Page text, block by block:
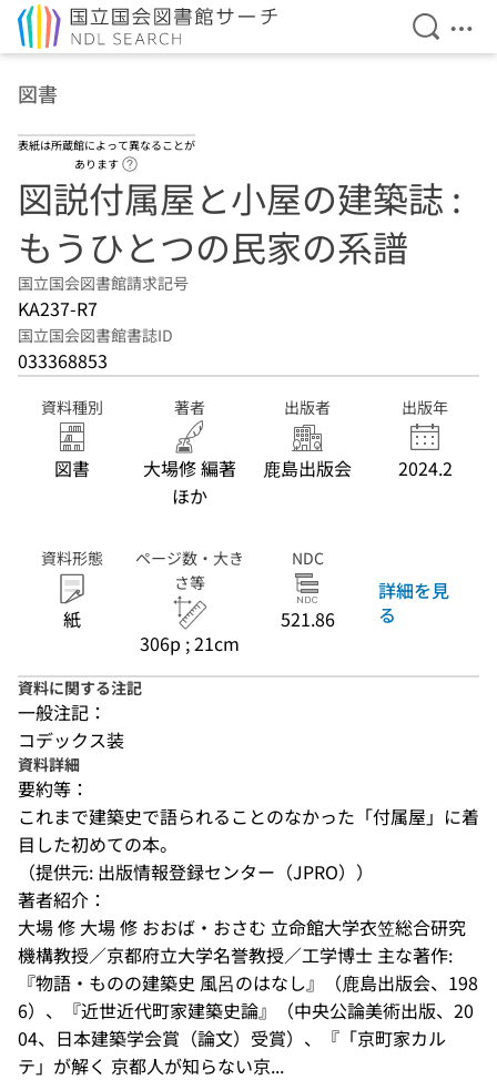
検索を
メ
図書
表紙は所蔵館によって異なることが
あります
図説付属屋と小屋の建築誌 :
もうひとつの民家の系譜
国立国会図書館請求記号
KA237-R7
国立国会図書館書誌ID
033368853
資料種別
図書
著者
大場修 編著
ほか
出版者
鹿島出版会
出版年
2024.2
資料形態
紙
ページ数・大き
さ等
306p ; 21cm
NDC
521.86
詳細を見
る
資料に関する注記
一般注記：
コデックス装
資料詳細
要約等：
これまで建築史で語られることのなかった「付属屋」に着
目した初めての本。
（提供元: 出版情報登録センター（JPRO））
著者紹介：
大場 修 大場 修 おおば・おさむ 立命館大学衣笠総合研究
機構教授／京都府立大学名誉教授／工学博士 主な著作:
『物語・ものの建築史 風呂のはなし』（鹿島出版会、198
6）、『近世近代町家建築史論』（中央公論美術出版、20
04、日本建築学会賞（論文）受賞）、『「京町家カル
テ」が解く 京都人が知らない京...